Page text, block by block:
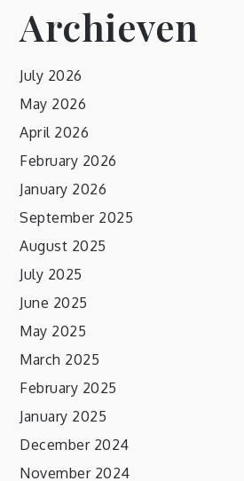
Archieven
July 2026
May 2026
April 2026
February 2026
January 2026
September 2025
August 2025
July 2025
June 2025
May 2025
March 2025
February 2025
January 2025
December 2024
November 2024